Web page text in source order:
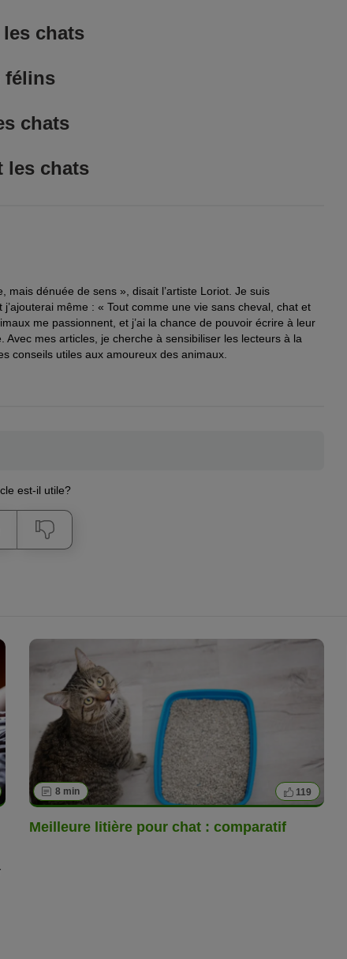
et lauréat du prix Nobel de littérature
britannique
de si vous êtes une
américain
d’œuvre.
des moustaches
chats
de voir un autre monde.
attrape les souris.
félins
sensation plus délicate, plus raffinée, plus rare
français
Un chat, j’en suis sûr, pourrait marcher sur
chats
son temps de moi plus que je ne fais d’elle ?
littéraire français
La sagesse des chats est infiniment supérieure.
français
les chats
qui se consacre à la protection des animaux par le
comme dieux ; ils n’ont pas oublié cela.
mais dénuée de sens », disait l’artiste Loriot. Je suis
j’ajouterai même : « Tout comme une vie sans cheval, chat et
me passionnent, et j’ai la chance de pouvoir écrire à leur
Avec mes articles, je cherche à sensibiliser les lecteurs à la
conseils utiles aux amoureux des animaux.
est-il utile?
8 min 119
Meilleure litière pour chat : comparatif